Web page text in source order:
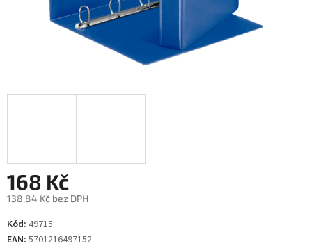
168 Kč
138,84 Kč bez DPH
Měrná
cena:
Kód: 49715
EAN: 5701216497152